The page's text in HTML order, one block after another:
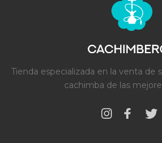
Tienda especializada en la venta de
cachimba de las